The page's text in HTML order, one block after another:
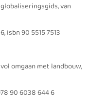
van
isbn 90 5515 7513
omgaan met landbouw,
90 6038 644 6